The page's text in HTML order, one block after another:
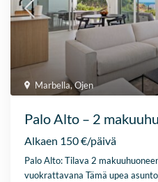
Marbella,Ojen
Palo Alto – 2
Alkaen 150 €/päivä
Palo Alto: Tilava 2
vuokrattavana Tämä upea